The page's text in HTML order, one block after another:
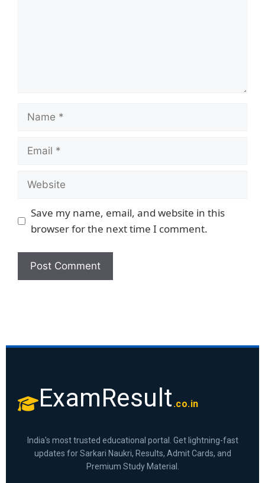
Save my name, email, and website in this
browser for the next time I comment.
ExamResult .co.in
India's most trusted educational portal. Get lightning-fast
updates for Sarkari Naukri, Results, Admit Cards, and
Premium Study Material.